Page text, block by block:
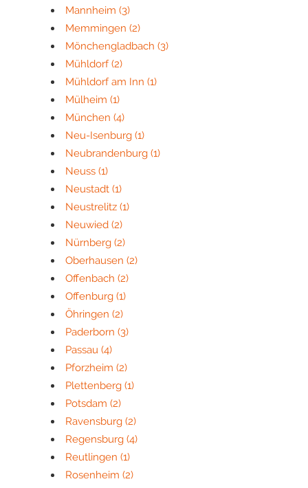
Mannheim (3)
Memmingen (2)
Mönchengladbach (3)
Mühldorf(2)
Mühldorf am Inn (1)
Mülheim (1)
München (4)
Neu-Isenburg (1)
Neubrandenburg (1)
Neuss (1)
Neustadt (1)
Neustrelitz (1)
Neuwied (2)
Nürnberg (2)
Oberhausen (2)
Offenbach (2)
Offenburg (1)
Öhringen (2)
Paderborn (3)
Passau (4)
Pforzheim (2)
Plettenberg (1)
Potsdam (2)
Ravensburg (2)
Regensburg (4)
Reutlingen (1)
Rosenheim (2)